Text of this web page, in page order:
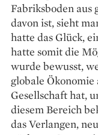
Fabriksboden aus
davon ist, sieht
hatte das Glück,
hatte somit die
wurde bewusst,
globale
Gesellschaft hat,
diesem Bereich
das Verlangen,